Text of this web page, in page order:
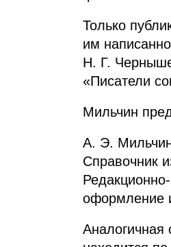
Только
им
Н. Г.
«Писатели
Мильчин
А. Э.
Справочник
оформление
Аналогичная